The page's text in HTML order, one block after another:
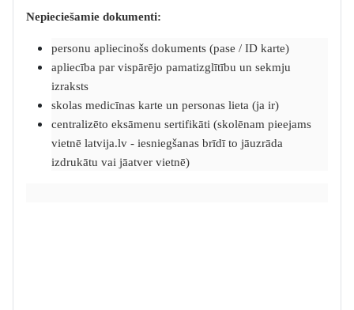
Nepieciešamie dokumenti:
personu apliecinošs dokuments (pase / ID karte)
apliecība par vispārējo pamatizglītību un sekmju
izraksts
skolas medicīnas karte un personas lieta (ja ir)
centralizēto eksāmenu sertifikāti (skolēnam pieejams
vietnē latvija.lv - iesniegšanas brīdī to jāuzrāda
izdrukātu vai jāatver vietnē)